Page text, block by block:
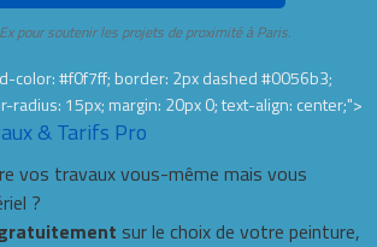
pour soutenir les projets de proximité à Paris.
color: #f0f7ff; border: 2px dashed #0056b3;
radius: 15px; margin: 20px 0; text-align: center;">
& Tarifs Pro
vos travaux vous-même mais vous
?
sur le choix de votre peinture,